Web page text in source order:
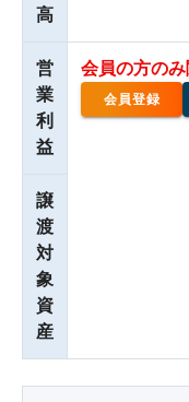
高
営
業
利
益
会員の方のみ
会員登録
譲
渡
対
象
資
産